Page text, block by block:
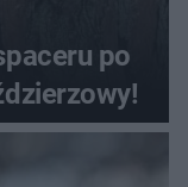
po
moździerzowy!